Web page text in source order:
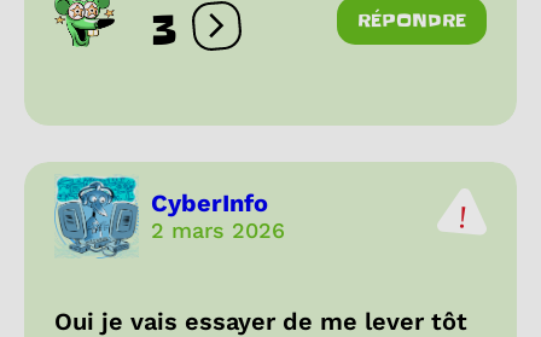
3 Ouvrir les réactions
RÉPONDRE
CyberInfo
2 mars 2026
Oui je vais essayer de me lever tôt